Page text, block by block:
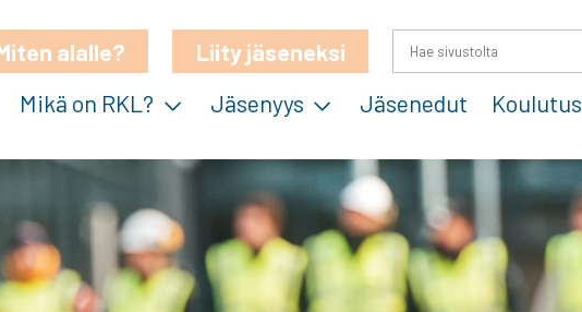
alalle?
Liity jäseneksi
Mikä on RKL?
Jäsenyys Jäsenedut Koulutus